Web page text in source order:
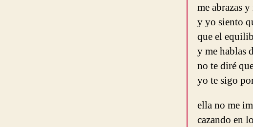
me abrazas
y yo siento
que el
y me hablas
no te diré
yo te sigo
ella no me
cazando en